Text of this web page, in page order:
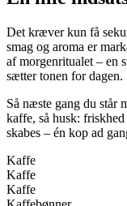
Det kræver kun få
smag og aroma er
af morgenritualet – en
sætter tonen for dagen.
Så næste gang du står
kaffe, så husk:
skabes – én kop ad
Kaffe
Kaffe
Kaffe